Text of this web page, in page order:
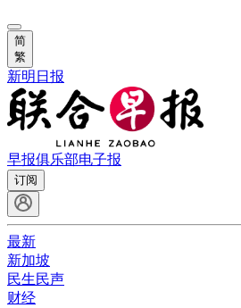
简
繁
新明日报
早报俱乐部电子报
订阅
最新
新加坡
民生民声
财经